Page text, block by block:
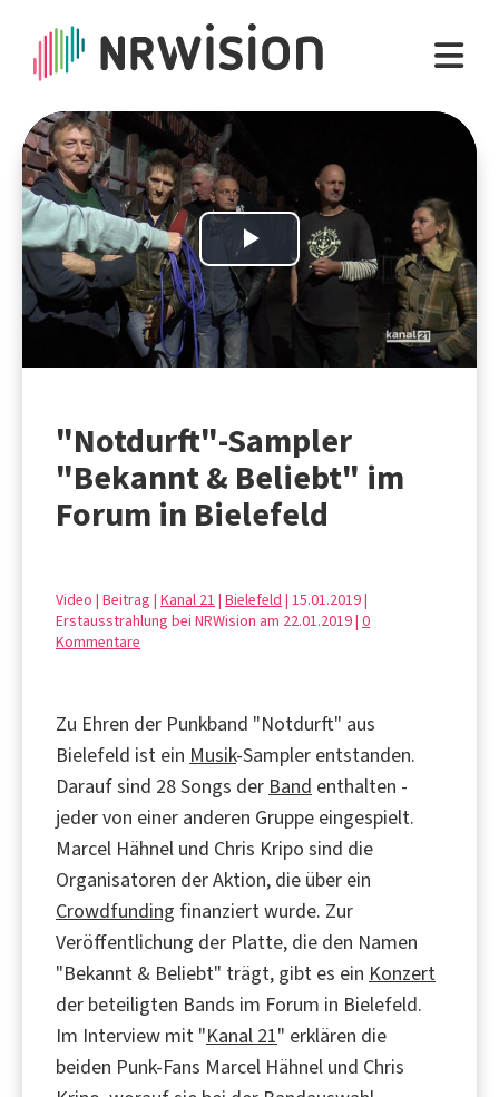
Play
Video
"Notdurft"-Sampler
"Bekannt & Beliebt" im
Forum in Bielefeld
Video | Beitrag | Kanal 21 | Bielefeld | 15.01.2019 |
Erstausstrahlung bei NRWision am 22.01.2019 | 0
Kommentare
Zu Ehren der Punkband "Notdurft" aus
Bielefeld ist ein Musik-Sampler entstanden.
Darauf sind 28 Songs der Band enthalten -
jeder von einer anderen Gruppe eingespielt.
Marcel Hähnel und Chris Kripo sind die
Organisatoren der Aktion, die über ein
Crowdfunding finanziert wurde. Zur
Veröffentlichung der Platte, die den Namen
"Bekannt & Beliebt" trägt, gibt es ein Konzert
der beteiligten Bands im Forum in Bielefeld.
Im Interview mit "Kanal 21" erklären die
beiden Punk-Fans Marcel Hähnel und Chris